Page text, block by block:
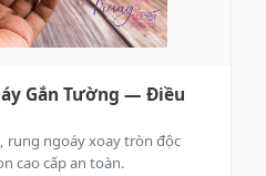
Gắn Tường — Điều
ngoáy xoay tròn độc
cao cấp an toàn.